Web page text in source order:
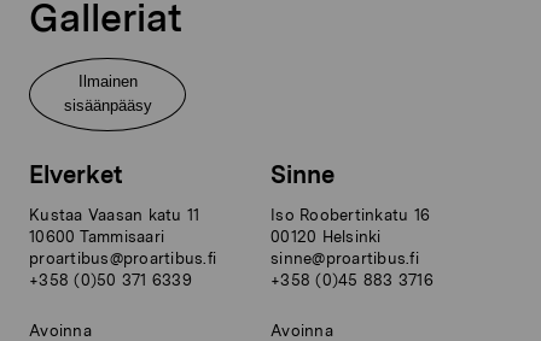
Galleriat
Ilmainen
sisäänpääsy
Elverket
Kustaa Vaasan katu 11
10600 Tammisaari
proartibus@proartibus.fi
+358 (0)50 371 6339
Avoinna
Sinne
Iso Roobertinkatu 16
00120 Helsinki
sinne@proartibus.fi
+358 (0)45 883 3716
Avoinna